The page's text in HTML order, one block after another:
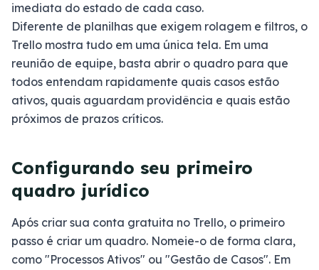
imediata do estado de cada caso.
Diferente de planilhas que exigem rolagem e filtros, o
Trello mostra tudo em uma única tela. Em uma
reunião de equipe, basta abrir o quadro para que
todos entendam rapidamente quais casos estão
ativos, quais aguardam providência e quais estão
próximos de prazos críticos.
Configurando seu primeiro
quadro jurídico
Após criar sua conta gratuita no Trello, o primeiro
passo é criar um quadro. Nomeie-o de forma clara,
como "Processos Ativos" ou "Gestão de Casos". Em